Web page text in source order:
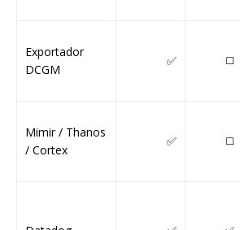
Exportador
DCGM
✅ ◻️
Mimir / Thanos
/ Cortex
✅ ◻️